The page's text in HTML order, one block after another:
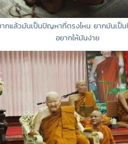
ากแล้วมันเป็นปัญหาที่ตรงไหน ยากมันเป็
อยากให้มันง่าย